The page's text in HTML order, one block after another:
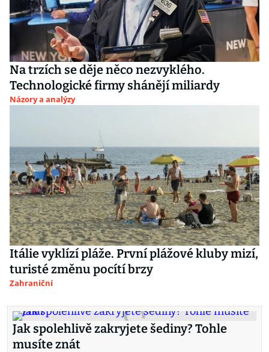
Na trzích se děje něco nezvyklého.
Technologické firmy shánějí miliardy
Názory a analýzy
Itálie vyklízí pláže. První plážové kluby mizí,
turisté změnu pocítí brzy
Zahraniční
Jak spolehlivě zakryjete šediny? Tohle
musíte znát